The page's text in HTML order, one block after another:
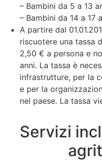
– Bambini da 5 a 13
– Bambini da 14 a 17
A partire dal
riscuotere una tassa
2,50 € a persona e
anni. La tassa è
infrastrutture, per la
e per la
nel paese. La tassa
Servizi